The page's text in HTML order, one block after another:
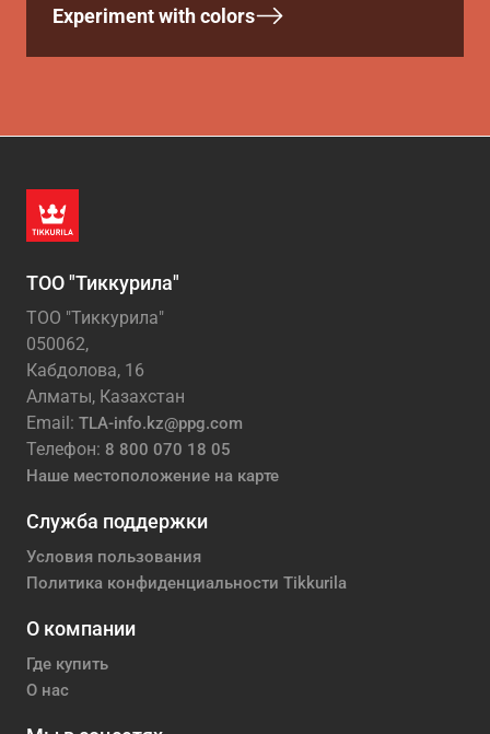
Experiment with colors
ТОО "Тиккурила"
ТОО "Тиккурила"
050062,
Кабдолова, 16
Алматы, Казахстан
Email: TLA-info.kz@ppg.com
Телефон: 8 800 070 18 05
Наше местоположение на карте
Служба поддержки
Условия пользования
Политика конфиденциальности Tikkurila
О компании
Где купить
О нас